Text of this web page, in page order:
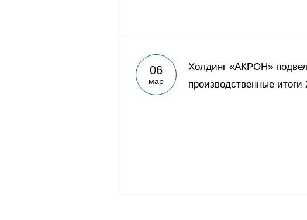
06
мар
Холдинг «АКРОН» подвел
производственные итоги